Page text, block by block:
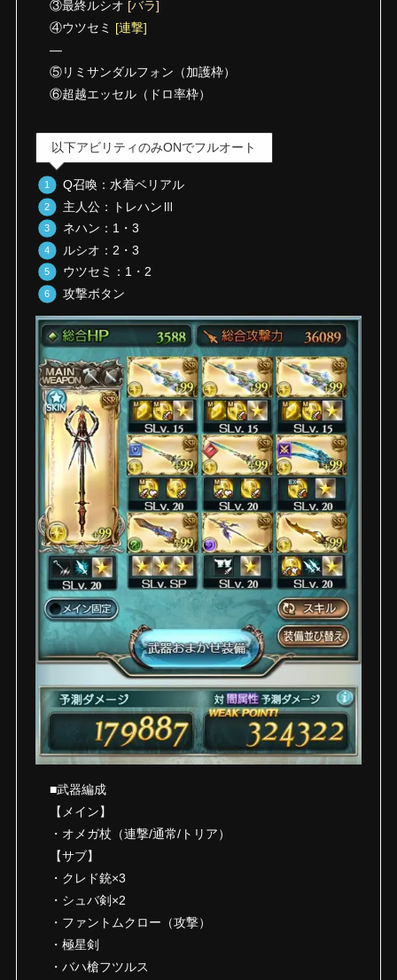
③最終ルシオ [バラ]
④ウツセミ [連撃]
—
⑤リミサンダルフォン（加護枠）
⑥超越エッセル（ドロ率枠）
以下アビリティのみONでフルオート
Q召喚：水着ベリアル
主人公：トレハンⅢ
ネハン：1・3
ルシオ：2・3
ウツセミ：1・2
攻撃ボタン
■武器編成
【メイン】
・オメガ杖（連撃/通常/トリア）
【サブ】
・クレド銃×3
・シュバ剣×2
・ファントムクロー（攻撃）
・極星剣
・バハ槍フツルス